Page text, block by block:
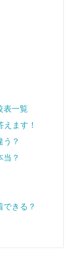
表一覧
ます！
？
？
きる？